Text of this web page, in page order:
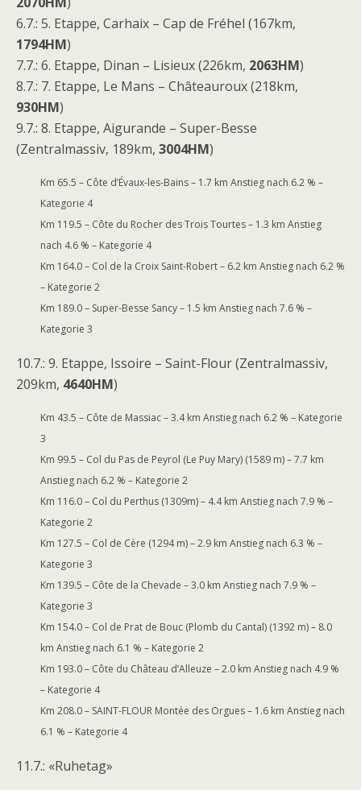
6.7.: 5. Etappe, Carhaix – Cap de Fréhel (167km,
1794HM)
7.7.: 6. Etappe, Dinan – Lisieux (226km, 2063HM)
8.7.: 7. Etappe, Le Mans – Châteauroux (218km,
930HM)
9.7.: 8. Etappe, Aigurande – Super-Besse
(Zentralmassiv, 189km, 3004HM)
Km 65.5 – Côte d’Évaux-les-Bains – 1.7 km Anstieg nach 6.2 % –
Kategorie 4
Km 119.5 – Côte du Rocher des Trois Tourtes – 1.3 km Anstieg
nach 4.6 % – Kategorie 4
Km 164.0 – Col de la Croix Saint-Robert – 6.2 km Anstieg nach 6.2 %
– Kategorie 2
Km 189.0 – Super-Besse Sancy – 1.5 km Anstieg nach 7.6 % –
Kategorie 3
10.7.: 9. Etappe, Issoire – Saint-Flour (Zentralmassiv,
209km, 4640HM)
Km 43.5 – Côte de Massiac – 3.4 km Anstieg nach 6.2 % – Kategorie
3
Km 99.5 – Col du Pas de Peyrol (Le Puy Mary) (1589 m) – 7.7 km
Anstieg nach 6.2 % – Kategorie 2
Km 116.0 – Col du Perthus (1309m) – 4.4 km Anstieg nach 7.9 % –
Kategorie 2
Km 127.5 – Col de Cère (1294 m) – 2.9 km Anstieg nach 6.3 % –
Kategorie 3
Km 139.5 – Côte de la Chevade – 3.0 km Anstieg nach 7.9 % –
Kategorie 3
Km 154.0 – Col de Prat de Bouc (Plomb du Cantal) (1392 m) – 8.0
km Anstieg nach 6.1 % – Kategorie 2
Km 193.0 – Côte du Château d’Alleuze – 2.0 km Anstieg nach 4.9 %
– Kategorie 4
Km 208.0 – SAINT-FLOUR Montée des Orgues – 1.6 km Anstieg nach
6.1 % – Kategorie 4
11.7.: «Ruhetag»